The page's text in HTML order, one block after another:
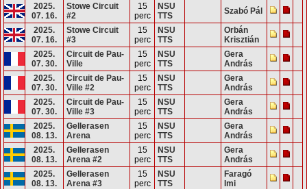
2025.
07. 16.
Stowe Circuit
#2
15
perc
NSU
TTS
Szabó Pál
2025.
07. 16.
Stowe Circuit
#3
15
perc
NSU
TTS
Orbán
Krisztián
2025.
07. 30.
Circuit de Pau-
Ville
15
perc
NSU
TTS
Gera
András
2025.
07. 30.
Circuit de Pau-
Ville #2
15
perc
NSU
TTS
Gera
András
2025.
07. 30.
Circuit de Pau-
Ville #3
15
perc
NSU
TTS
Gera
András
2025.
08. 13.
Gellerasen
Arena
15
perc
NSU
TTS
Gera
András
2025.
08. 13.
Gellerasen
Arena #2
15
perc
NSU
TTS
Gera
András
2025.
08. 13.
Gellerasen
Arena #3
15
perc
NSU
TTS
Faragó
Imi